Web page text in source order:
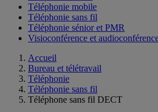
Téléphonie mobile
Téléphonie sans fil
Téléphonie sénior et PMR
Visioconférence et
Accueil
Bureau et télétravail
Téléphonie
Téléphonie sans fil
Téléphone sans fil DECT